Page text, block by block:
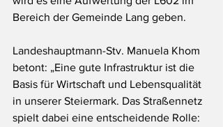
Bereich der Gemeinde Lang geben.
Landeshauptmann-Stv. Manuela Khom
betont: „Eine gute Infrastruktur ist die
Basis für Wirtschaft und Lebensqualität
in unserer Steiermark. Das Straßennetz
spielt dabei eine entscheidende Rolle: